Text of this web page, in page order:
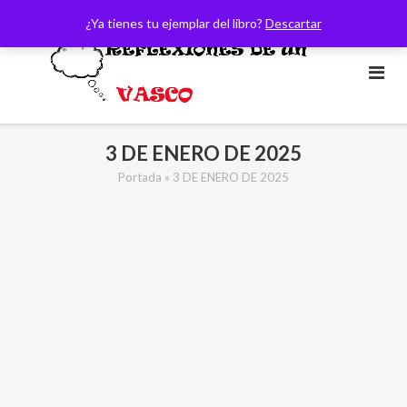
¿Ya tienes tu ejemplar del libro? Descartar
contenido
3 DE ENERO DE 2025
Portada » 3 DE ENERO DE 2025